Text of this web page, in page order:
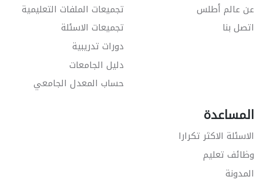
عن عالم أطلس
اتصل بنا
تجميعات الملفات التعليمية
تجميعات الاسئلة
دورات تدريبية
دليل الجامعات
حساب المعدل الجامعي
المساعدة
الاسئلة الاكثر تكرارا
وظائف تعليم
المدونة